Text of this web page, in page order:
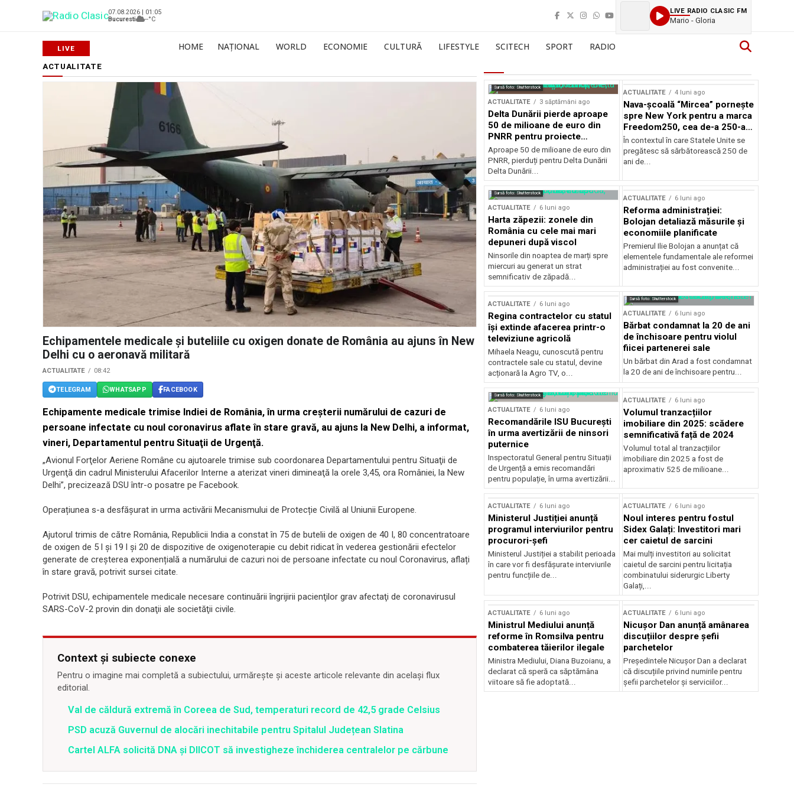
07.08.2026 | 01:05
Bucuresti
--°C
LIVE RADIO CLASIC FM
Mario - Gloria
HOME NAȚIONAL WORLD ECONOMIE CULTURĂ LIFESTYLE SCITECH SPORT RADIO
ACTUALITATE
Echipamentele medicale și buteliile cu oxigen donate de România au ajuns în New
Delhi cu o aeronavă militară
ACTUALITATE 08:42
TELEGRAM WHATSAPP FACEBOOK
Echipamente medicale trimise Indiei de România, în urma creşterii numărului de cazuri de
persoane infectate cu noul coronavirus aflate în stare gravă, au ajuns la New Delhi, a informat,
vineri, Departamentul pentru Situaţii de Urgenţă.
„Avionul Forţelor Aeriene Române cu ajutoarele trimise sub coordonarea Departamentului pentru Situaţii de
Urgenţă din cadrul Ministerului Afacerilor Interne a aterizat vineri dimineaţă la orele 3,45, ora României, la New
Delhi”, precizează DSU într-o posatre pe Facebook.
Operațiunea s-a desfășurat in urma activării Mecanismului de Protecție Civilă al Uniunii Europene.
Ajutorul trimis de către România, Republicii India a constat în 75 de butelii de oxigen de 40 I, 80 concentratoare
de oxigen de 5 l și 19 l și 20 de dispozitive de oxigenoterapie cu debit ridicat în vederea gestionării efectelor
generate de creșterea exponențială a numărului de cazuri noi de persoane infectate cu noul Coronavirus, aflați
în stare gravă, potrivit sursei citate.
Potrivit DSU, echipamentele medicale necesare continuării îngrijirii pacienţilor grav afectaţi de coronavirusul
SARS-CoV-2 provin din donaţii ale societăţii civile.
Context și subiecte conexe
Pentru o imagine mai completă a subiectului, urmărește și aceste articole relevante din același flux
editorial.
Val de căldură extremă în Coreea de Sud, temperaturi record de 42,5 grade Celsius
PSD acuză Guvernul de alocări inechitabile pentru Spitalul Județean Slatina
Cartel ALFA solicită DNA și DIICOT să investigheze închiderea centralelor pe cărbune
Sursă foto: Shutterstock
ACTUALITATE 3 săptămâni ago
Delta Dunării pierde aproape
50 de milioane de euro din
PNRR pentru proiecte
esențiale
Aproape 50 de milioane de euro din
PNRR, pierduți pentru Delta Dunării
Delta Dunării...
ACTUALITATE 4 luni ago
Nava-școală “Mircea” pornește
spre New York pentru a marca
Freedom250, cea de-a 250-a
aniversare a Statelor Unite
În contextul în care Statele Unite se
pregătesc să sărbătorească 250 de
ani de...
Sursă foto: Shutterstock
ACTUALITATE 6 luni ago
Harta zăpezii: zonele din
România cu cele mai mari
depuneri după viscol
Ninsorile din noaptea de marți spre
miercuri au generat un strat
semnificativ de zăpadă...
ACTUALITATE 6 luni ago
Reforma administrației:
Bolojan detaliază măsurile și
economiile planificate
Premierul Ilie Bolojan a anunțat că
elementele fundamentale ale reformei
administrației au fost convenite...
ACTUALITATE 6 luni ago
Regina contractelor cu statul
își extinde afacerea printr-o
televiziune agricolă
Mihaela Neagu, cunoscută pentru
contractele sale cu statul, devine
acționară la Agro TV, o...
Sursă foto: Shutterstock
ACTUALITATE 6 luni ago
Bărbat condamnat la 20 de ani
de închisoare pentru violul
fiicei partenerei sale
Un bărbat din Arad a fost condamnat
la 20 de ani de închisoare pentru...
Sursă foto: Shutterstock
ACTUALITATE 6 luni ago
Recomandările ISU București
în urma avertizării de ninsori
puternice
Inspectoratul General pentru Situații
de Urgență a emis recomandări
pentru populație, în urma avertizării...
ACTUALITATE 6 luni ago
Volumul tranzacțiilor
imobiliare din 2025: scădere
semnificativă față de 2024
Volumul total al tranzacțiilor
imobiliare din 2025 a fost de
aproximativ 525 de milioane...
ACTUALITATE 6 luni ago
Ministerul Justiției anunță
programul interviurilor pentru
procurori-șefi
Ministerul Justiției a stabilit perioada
în care vor fi desfășurate interviurile
pentru funcțiile de...
ACTUALITATE 6 luni ago
Noul interes pentru fostul
Sidex Galați: Investitori mari
cer caietul de sarcini
Mai mulți investitori au solicitat
caietul de sarcini pentru licitația
combinatului siderurgic Liberty
Galați,...
ACTUALITATE 6 luni ago
Ministrul Mediului anunță
reforme în Romsilva pentru
combaterea tăierilor ilegale
Ministra Mediului, Diana Buzoianu, a
declarat că speră ca săptămâna
viitoare să fie adoptată...
ACTUALITATE 6 luni ago
Nicușor Dan anunță amânarea
discuțiilor despre șefii
parchetelor
Președintele Nicușor Dan a declarat
că discuțiile privind numirile pentru
șefii parchetelor și serviciilor...